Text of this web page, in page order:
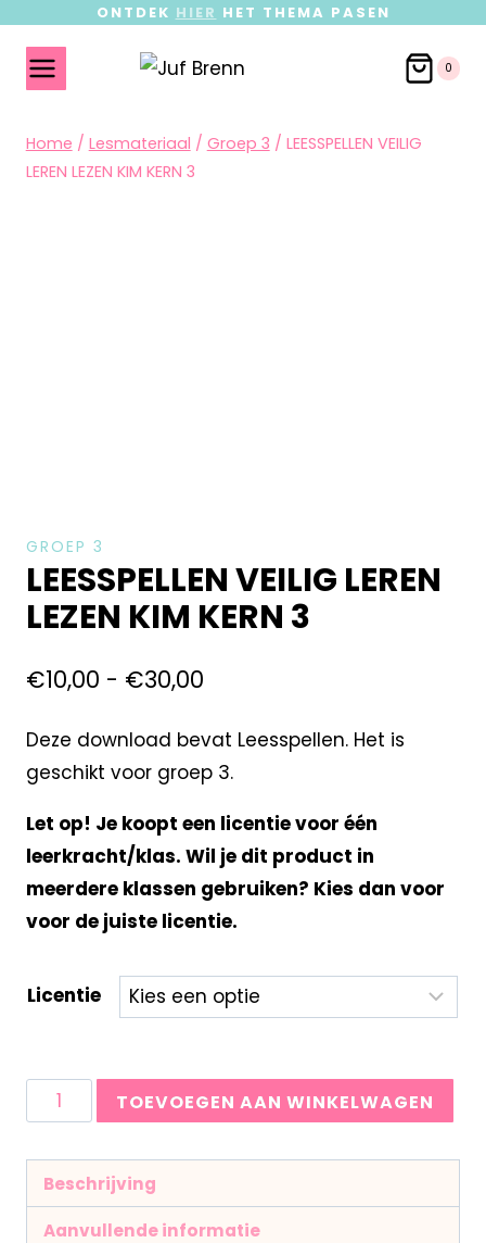
ONTDEK HIER HET THEMA PASEN
0
Home / Lesmateriaal / Groep 3 / LEESSPELLEN VEILIG
LEREN LEZEN KIM KERN 3
GROEP 3
LEESSPELLEN VEILIG LEREN
LEZEN KIM KERN 3
€10,00 - €30,00
Deze download bevat Leesspellen. Het is
geschikt voor groep 3.
Let op! Je koopt een licentie voor één
leerkracht/klas. Wil je dit product in
meerdere klassen gebruiken? Kies dan voor
voor de juiste licentie.
Licentie
TOEVOEGEN AAN WINKELWAGEN
Beschrijving
Aanvullende informatie